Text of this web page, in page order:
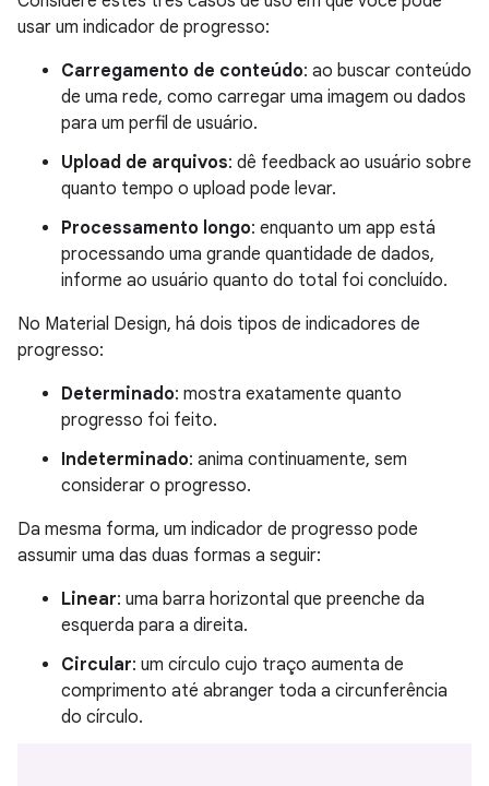
usar um indicador de progresso:
Carregamento de conteúdo: ao buscar conteúdo
de uma rede, como carregar uma imagem ou dados
para um perfil de usuário.
Upload de arquivos: dê feedback ao usuário sobre
quanto tempo o upload pode levar.
Processamento longo: enquanto um app está
processando uma grande quantidade de dados,
informe ao usuário quanto do total foi concluído.
No Material Design, há dois tipos de indicadores de
progresso:
Determinado: mostra exatamente quanto
progresso foi feito.
Indeterminado: anima continuamente, sem
considerar o progresso.
Da mesma forma, um indicador de progresso pode
assumir uma das duas formas a seguir:
Linear: uma barra horizontal que preenche da
esquerda para a direita.
Circular: um círculo cujo traço aumenta de
comprimento até abranger toda a circunferência
do círculo.